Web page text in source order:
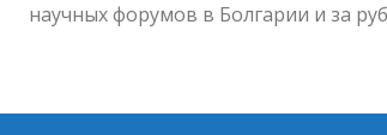
научных форумов в Болгарии и за